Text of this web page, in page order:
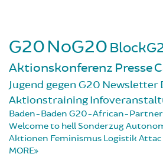
G20NoG20
Aktionskonferenz Presse
Jugend gegen G20 Newsletter
Aktionstraining
Baden-Baden G20-African-
Welcome to hellSonderzug
Aktionen Feminismus Logistik Attac
MORE